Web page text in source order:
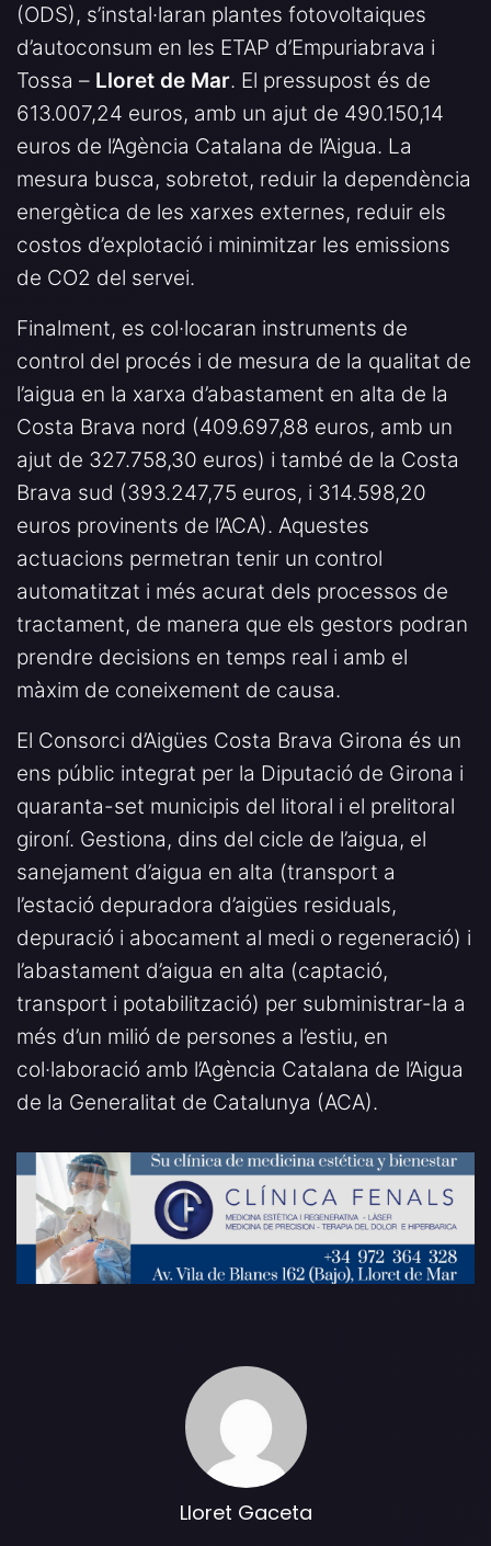
(ODS), s’instal·laran plantes fotovoltaiques
d’autoconsum en les ETAP d’Empuriabrava i
Tossa – Lloret de Mar. El pressupost és de
613.007,24 euros, amb un ajut de 490.150,14
euros de l’Agència Catalana de l’Aigua. La
mesura busca, sobretot, reduir la dependència
energètica de les xarxes externes, reduir els
costos d’explotació i minimitzar les emissions
de CO2 del servei.
Finalment, es col·locaran instruments de
control del procés i de mesura de la qualitat de
l’aigua en la xarxa d’abastament en alta de la
Costa Brava nord (409.697,88 euros, amb un
ajut de 327.758,30 euros) i també de la Costa
Brava sud (393.247,75 euros, i 314.598,20
euros provinents de l’ACA). Aquestes
actuacions permetran tenir un control
automatitzat i més acurat dels processos de
tractament, de manera que els gestors podran
prendre decisions en temps real i amb el
màxim de coneixement de causa.
El Consorci d’Aigües Costa Brava Girona és un
ens públic integrat per la Diputació de Girona i
quaranta-set municipis del litoral i el prelitoral
gironí. Gestiona, dins del cicle de l’aigua, el
sanejament d’aigua en alta (transport a
l’estació depuradora d’aigües residuals,
depuració i abocament al medi o regeneració) i
l’abastament d’aigua en alta (captació,
transport i potabilització) per subministrar-la a
més d’un milió de persones a l’estiu, en
col·laboració amb l’Agència Catalana de l’Aigua
de la Generalitat de Catalunya (ACA).
Lloret Gaceta